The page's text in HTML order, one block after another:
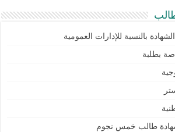
بالنسبة للإدارات العمومية
بطلبة
طالب خمس نجوم